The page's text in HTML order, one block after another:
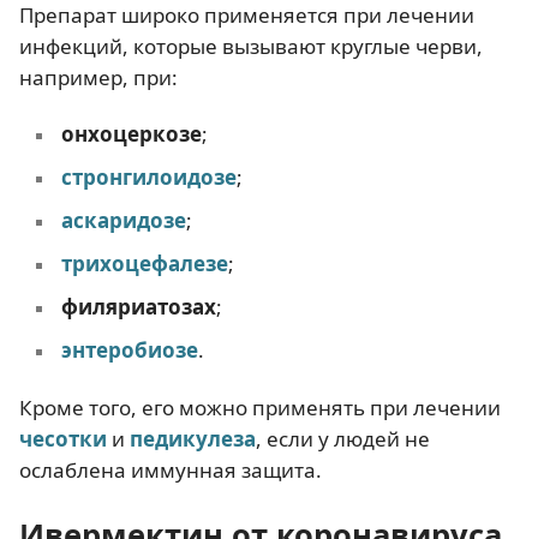
Препарат широко применяется при лечении
инфекций, которые вызывают круглые черви,
например, при:
онхоцеркозе;
стронгилоидозе;
аскаридозе;
трихоцефалезе;
филяриатозах;
энтеробиозе.
Кроме того, его можно применять при лечении
чесотки и педикулеза, если у людей не
ослаблена иммунная защита.